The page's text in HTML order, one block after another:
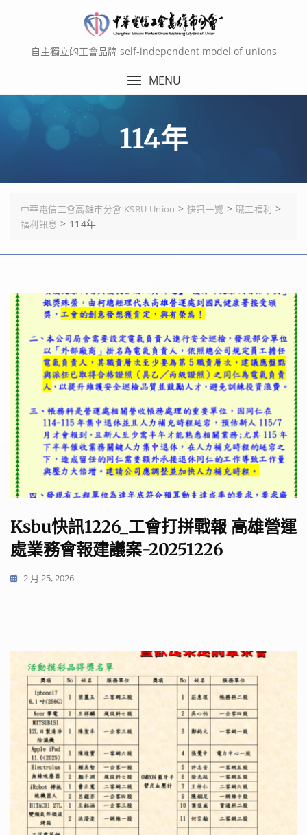
自主獨立的工會品牌 self-independent model of unions
MENU
114年
中華電信工會高雄市分會 KSBU Union >快訊一覽 > 職工福利 >
福利訊息 > 114年
Ksbu快訊1226_工會打拼戰報 高雄營運
處業務會報建議案-20251226
2 月 25, 2026